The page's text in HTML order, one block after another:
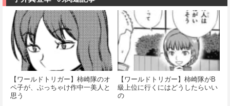
【ワールドトリガー】柿崎隊のオ
ペ子が、ぶっちゃけ作中一美人と
思う
【ワールドトリガー】柿崎隊がB
級上位に行くにはどうしたらいい
の